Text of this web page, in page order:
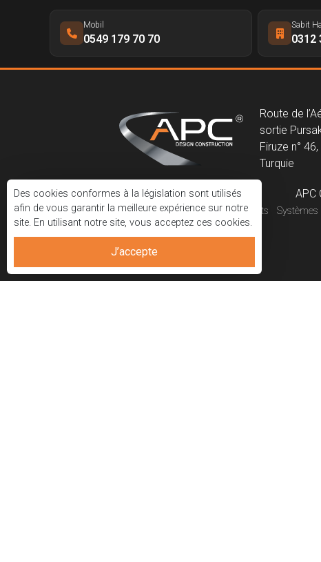
Des cookies conformes à la législation sont utilisés
afin de vous garantir la meilleure expérience sur notre
site. En utilisant notre site, vous acceptez ces cookies.
J’accepte
Mobil
0549 179 70 70
Sabit
0312
Route de
sortie
Firuze n°
Turquie
APC
Corporatif
Projets Systèmes